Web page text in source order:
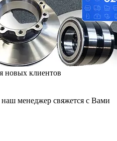
новых клиентов
менеджер свяжется с Вами